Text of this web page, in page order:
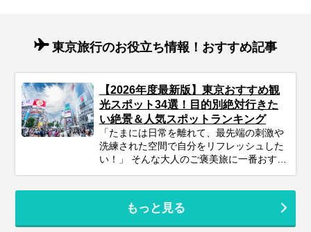
東京旅行のお役立ち情報！おすすめ記事
【2026年度最新版】東京おすすめ観
光スポット34選！目的別絶対行きた
い絶景＆人気スポットランキング
「たまには日常を離れて、最先端の刺激や
洗練された空間で自分をリフレッシュした
い！」 そんな大人のご褒美旅に一番おすす
アートやエンターテインメント、そして江
戸の風情を感じる下町まで、多彩な魅力が
もっと見る